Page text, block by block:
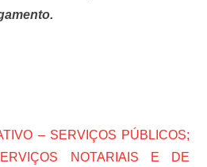
– SERVIÇOS PÚBLICOS;
NOTARIAIS E DE